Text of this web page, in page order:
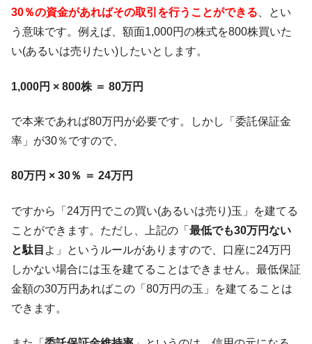
30％の資金があればその取引を行うことができる 、とい
う意味です。例えば、額面1,000円の株式を800株買いた
い(あるいは売りたい)したいとします。
1,000円 × 800株 ＝ 80万円
で本来であれば80万円が必要です。しかし「委託保証金
率」が30％ですので、
80万円 × 30％ ＝ 24万円
ですから「24万円でこの買い(あるいは売り)玉」を建てる
ことができます。ただし、上記の「 最低でも30万円ない
と駄目 よ」というルールがありますので、口座に24万円
しかない場合には玉を建てることはできません。最低保証
金額の30万円あればこの「80万円の玉」を建てることは
できます。